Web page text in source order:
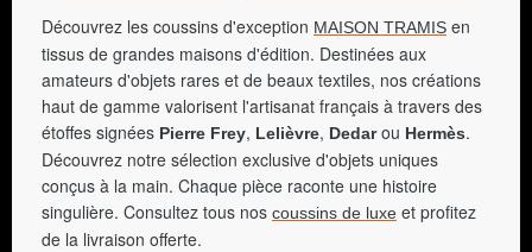
Découvrez les coussins d'exception MAISON TRAMIS en
tissus de grandes maisons d'édition. Destinées aux
amateurs d'objets rares et de beaux textiles, nos créations
haut de gamme valorisent l'artisanat français à travers des
étoffes signées Pierre Frey, Lelièvre, Dedarou Hermès.
Découvrez notre sélection exclusive d'objets uniques
conçus à la main. Chaque pièce raconte une histoire
singulière. Consultez tous nos coussins de luxe et profitez
de la livraison offerte.